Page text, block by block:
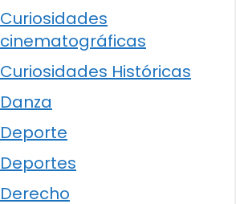
Curiosidades
cinematográficas
Curiosidades Históricas
Danza
Deporte
Deportes
Derecho